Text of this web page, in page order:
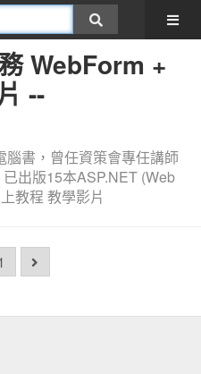
WebForm +
--
腦書，曾任資策會專任講師
出版15本ASP.NET (Web
教程 教學影片